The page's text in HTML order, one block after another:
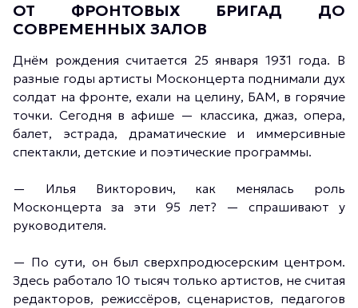
ОТ ФРОНТОВЫХ БРИГАД ДО
СОВРЕМЕННЫХ ЗАЛОВ
Днём рождения считается 25 января 1931 года. В
разные годы артисты Москонцерта поднимали дух
солдат на фронте, ехали на целину, БАМ, в горячие
точки. Сегодня в афише — классика, джаз, опера,
балет, эстрада, драматические и иммерсивные
спектакли, детские и поэтические программы.
— Илья Викторович, как менялась роль
Москонцерта за эти 95 лет? — спрашивают у
руководителя.
— По сути, он был сверхпродюсерским центром.
Здесь работало 10 тысяч только артистов, не считая
редакторов, режиссёров, сценаристов, педагогов